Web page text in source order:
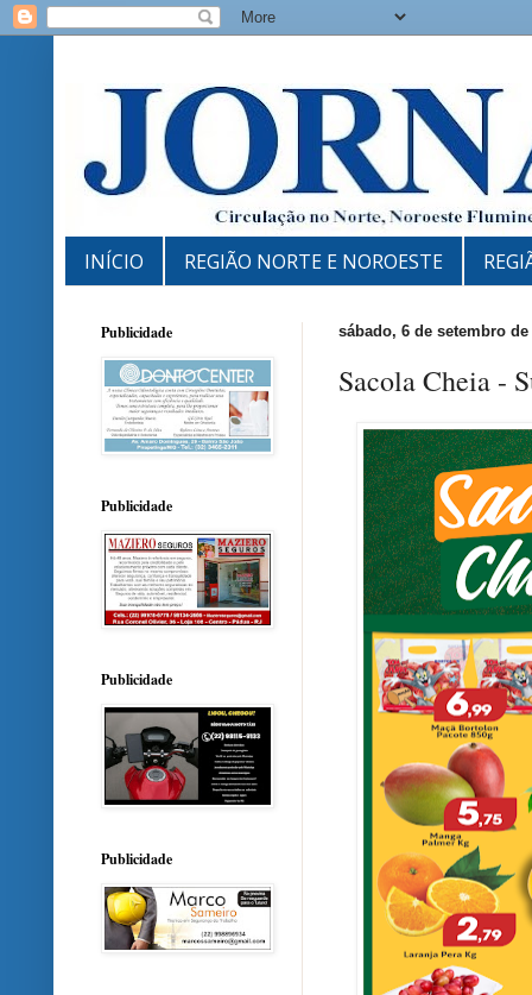
INÍCIO REGIÃO NORTE E NOROESTE
sábado, 6 de setembro de
Sacola Cheia -
Publicidade
Publicidade
Publicidade
Publicidade